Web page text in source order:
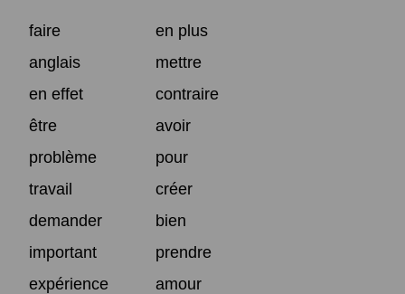
faire
en plus
anglais
mettre
en effet
contraire
être
avoir
problème
pour
travail
créer
demander
bien
important
prendre
expérience
amour